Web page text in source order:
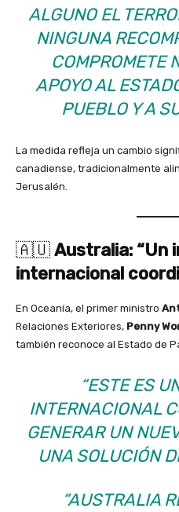
ALGUNO EL
NINGUNA
COMPROMETE
APOYO AL
PUEBLO Y A
La medida refleja un cambio
canadiense, tradicionalmente
Jerusalén.
🇦🇺Australia: “Un
internacional
En Oceanía, el primer ministro
Relaciones Exteriores, Penny
también reconoce al Estado de
“ESTE ES
INTERNACIONAL
GENERAR UN
UNA SOLUCIÓN
“AUSTRALIA